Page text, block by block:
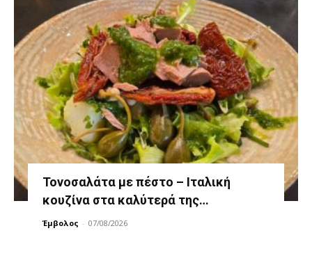
Τονοσαλάτα με πέστο – Ιταλική
κουζίνα στα καλύτερά της…
Έμβολος - 07/08/2026